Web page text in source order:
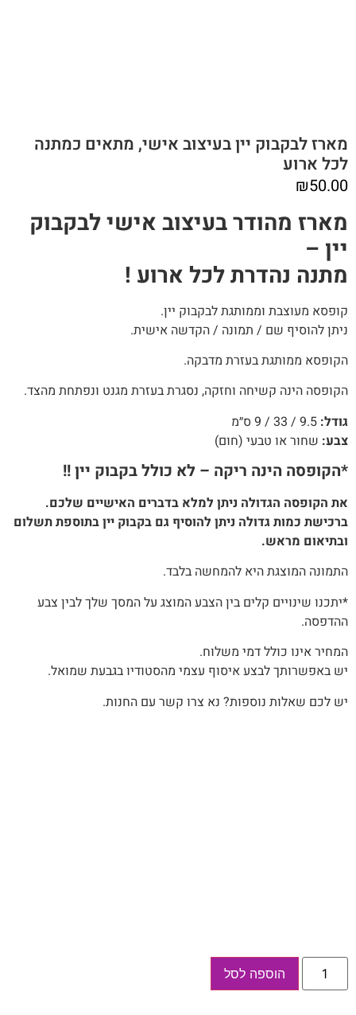
מארז לבקבוק יין בעיצוב אישי, מתאים כמתנה
לכל ארוע
₪50.00
מארז מהודר בעיצוב אישי לבקבוק
יין –
מתנה נהדרת לכל ארוע !
קופסא מעוצבת וממותגת לבקבוק יין.
ניתן להוסיף שם / תמונה / הקדשה אישית.
הקופסא ממותגת בעזרת מדבקה.
הקופסה הינה קשיחה וחזקה, נסגרת בעזרת מגנט ונפתחת מהצד.
גודל: 9.5 / 33 / 9 ס״מ
צבע:שחור או טבעי (חום)
*הקופסה הינה ריקה – לא כולל בקבוק יין !!
את הקופסה הגדולה ניתן למלא בדברים האישיים שלכם.
ברכישת כמות גדולה ניתן להוסיף גם בקבוק יין בתוספת תשלום
ובתיאום מראש.
התמונה המוצגת היא להמחשה בלבד.
*יתכנו שינויים קלים בין הצבע המוצג על המסך שלך לבין צבע
ההדפסה.
המחיר אינו כולל דמי משלוח.
יש באפשרותך לבצע איסוף עצמי מהסטודיו בגבעת שמואל.
יש לכם שאלות נוספות? נא צרו קשר עם החנות.
כמות
מארז
הוספה לסל